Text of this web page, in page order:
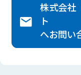
株式会社
ト
へお問い